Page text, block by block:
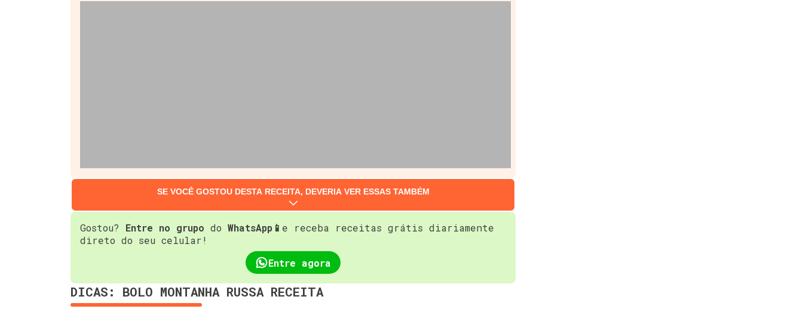
SE VOCÊ GOSTOU DESTA RECEITA, DEVERIA VER ESSAS TAMBÉM
Gostou? Entre no grupo do WhatsApp📱 e receba receitas grátis diariamente
direto do seu celular!
Entre agora
DICAS: BOLO MONTANHA RUSSA RECEITA